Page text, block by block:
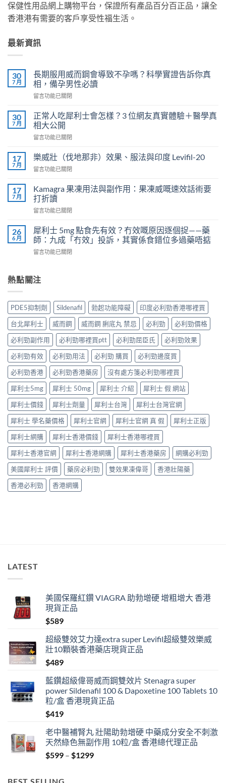
保健性用品網上購物平台，保證所有產品百分百正品，讓全
香港港有需要的客戶享受性福生活。
最新資訊
30
7 月
長期服用威而鋼會導致不孕嗎？科學實證告訴你真
相，備孕男性必讀
在
期
服
用
威
鋼
導
不
孕
嗎？
科
實
證
告
真
相，
孕
男
性
必
讀〉
中
留言功能已關閉
30
7 月
正常人吃犀利士會怎樣？3 位網友真實體驗＋醫學真
相大公開
在
常
人
吃
利
士
怎
3
位
網
友
實
體
＋
醫
學
真
相
大
公
開〉
中
留言功能已關閉
17
7 月
樂威壯（伐地那非）效果、服法與印度 Levifil-20
在
威
壯
（伐
地
非）
效
果、
服
印
20〉
中
留言功能已關閉
17
7 月
Kamagra 果凍用法與副作用：果凍威嘅速效話術要
打折讀
在
果
凍
用
法
作
凍
威
嘅
速
效
話
術
要
打
折
讀〉
中
留言功能已關閉
26
6 月
犀利士 5mg 點食先有效？冇效嘅原因逐個捉——藥
師：九成「冇效」投訴，其實係食錯位多過藥唔掂
在
士
5mg
食
先
有
效？
冇
效
嘅
原
因
逐
個
捉
——
藥
師：
九
成
「冇
效」
投
訴，
其
實
掂〉
留言功能已關閉
熱點關注
PDE5抑制劑 Sildenafil 勃起功能障礙
印度必利勁香港哪裡買
台北犀利士
威而鋼 威而鋼 脷底丸 禁忌 必利勁
必利勁價格
必利勁副作用
必利勁哪裡買ptt 必利勁屈臣氏
必利勁效果
必利勁有效
必利勁用法 必利勁 購買
必利勁邊度買
必利勁香港
必利勁香港藥房
沒有處方箋必利勁哪裡買
犀利士5mg
犀利士 50mg 犀利士 介紹
犀利士 假 網站
犀利士價錢
犀利士劑量 犀利士台灣
犀利士台灣官網
犀利士 學名藥價格
犀利士官網 犀利士官網 真 假
犀利士正版
犀利士網購
犀利士香港價錢
犀利士香港哪裡買
犀利士香港官網
犀利士香港網購 犀利士香港藥房
網購必利勁
美國犀利士 評價
藥房必利勁 雙效果凍偉哥
香港壯陽藥
香港必利勁
香港網購
LATEST
美國保羅紅鑽 VIAGRA 助勃增硬 增粗增大 香港
現貨正品
$589
超級雙效艾力達extra super Levifil超級雙效樂威
壯10顆裝香港藥店現貨正品
$489
藍鑽超級偉哥威而鋼雙效片 Stenagra super
power Sildenafil 100 & Dapoxetine 100 Tablets 10
粒/盒 香港現貨正品
$419
老中醫補腎丸 壯陽助勃增硬 中藥成分安全不刺激
天然綠色無副作用 10粒/盒 香港總代理正品
$599 – $1299Price